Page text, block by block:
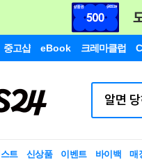
중고샵 eBook 크레마클럽
트 신상품 이벤트 바이백 매